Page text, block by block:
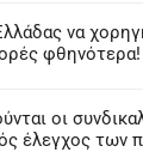
να
φθηνότερα!
οι
έλεγχος των